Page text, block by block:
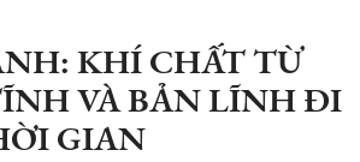
KHÍ CHẤT TỪ
VÀ BẢN LĨNH ĐI
GIAN